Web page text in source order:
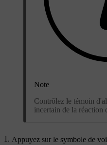
Note
Contrôlez le témoin
incertain de la réaction
Appuyez sur le symbole de